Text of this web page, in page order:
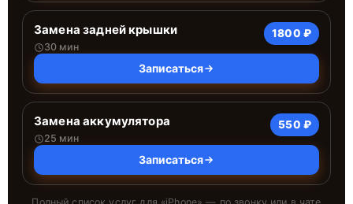
Замена задней крышки
30 мин
1800 ₽
Записаться
Замена аккумулятора
25 мин
550 ₽
Записаться